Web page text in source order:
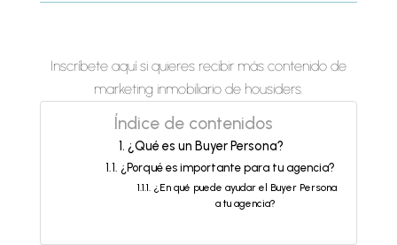
Inscríbete aquí si quieres recibir más contenido de
marketing inmobiliario de housiders.
Índice de contenidos
¿Qué es un Buyer Persona?
¿Porqué es importante para tu agencia?
¿En qué puede ayudar el Buyer Persona
a tu agencia?